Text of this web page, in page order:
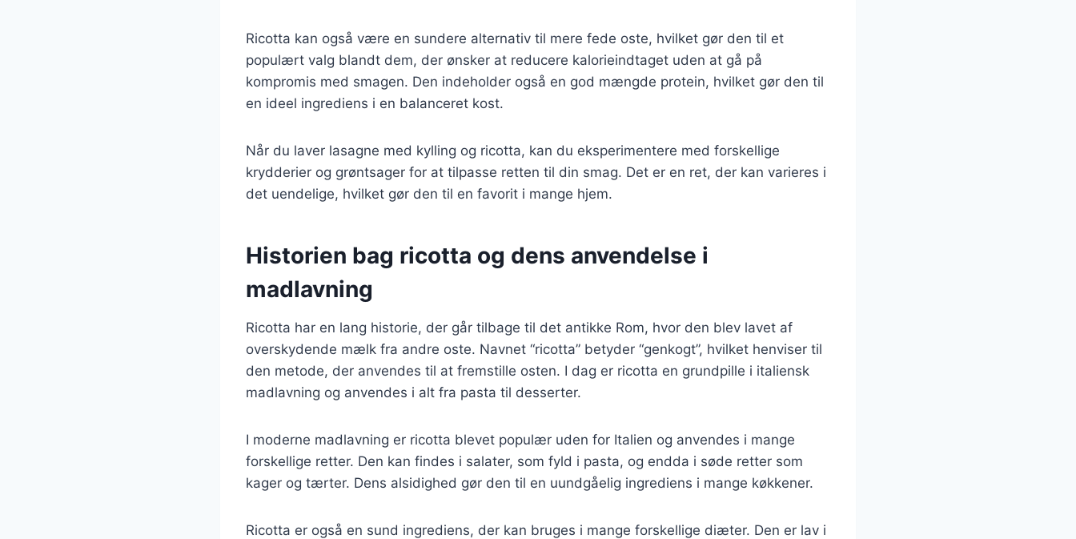
Ricotta kan også være en sundere alternativ til mere fede oste, hvilket gør den til et
populært valg blandt dem, der ønsker at reducere kalorieindtaget uden at gå på
kompromis med smagen. Den indeholder også en god mængde protein, hvilket gør den til
en ideel ingrediens i en balanceret kost.
Når du laver lasagne med kylling og ricotta, kan du eksperimentere med forskellige
krydderier og grøntsager for at tilpasse retten til din smag. Det er en ret, der kan varieres i
det uendelige, hvilket gør den til en favorit i mange hjem.
Historien bag ricotta og dens anvendelse i
madlavning
Ricotta har en lang historie, der går tilbage til det antikke Rom, hvor den blev lavet af
overskydende mælk fra andre oste. Navnet “ricotta” betyder “genkogt”, hvilket henviser til
den metode, der anvendes til at fremstille osten. I dag er ricotta en grundpille i italiensk
madlavning og anvendes i alt fra pasta til desserter.
I moderne madlavning er ricotta blevet populær uden for Italien og anvendes i mange
forskellige retter. Den kan findes i salater, som fyld i pasta, og endda i søde retter som
kager og tærter. Dens alsidighed gør den til en uundgåelig ingrediens i mange køkkener.
Ricotta er også en sund ingrediens, der kan bruges i mange forskellige diæter. Den er lav i